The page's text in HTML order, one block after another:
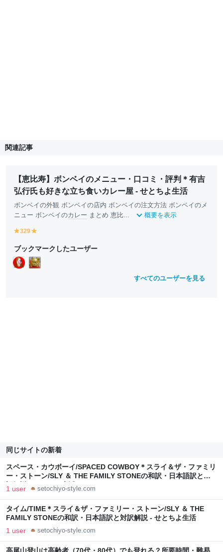
関連記事
【恵比寿】ボンベイのメニュー・口コミ・評判＊有吉
弘行氏も好きな立ち食いカレー屋 - せとちよ生活
ボンベイの外観 ボンベイの店内 ボンベイの注文方法 ボンベイのメ
ニュー ボンベイのカレー まとめ 恵比... 概要を表示
y
ll
o
w
329
ll
o
w
ブックマークしたユーザー
すべてのユーザーを見る
同じサイトの新着
スペース・カウボーイ/SPACED COWBOY＊スライ＆ザ・ファミリ
ー・ストーン/SLY ＆ THE FAMILY STONEの和訳・日本語訳と対
訳解説 - せとちよ生活
1 user setochiyo-style.com
タイム/TIME＊スライ＆ザ・ファミリー・ストーン/SLY ＆ THE
FAMILY STONEの和訳・日本語訳と対訳解説 - せとちよ生活
1 user setochiyo-style.com